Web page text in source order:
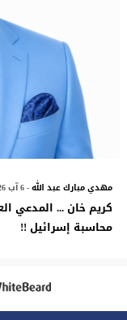
مهدي مبارك عبد الله- 6 آب 2026
كريم خان ... المدعي
محاسبة إسرائيل !!